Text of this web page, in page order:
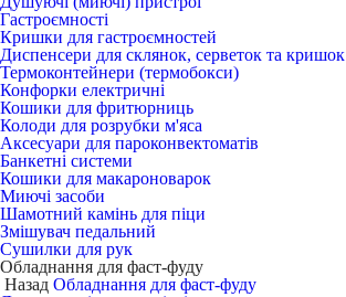
Гастроємності
Кришки для гастроємностей
Диспенсери для склянок, серветок та кришок
Термоконтейнери (термобокси)
Конфорки електричні
Кошики для фритюрниць
Колоди для розрубки м'яса
Аксесуари для пароконвектоматів
Банкетні системи
Кошики для макароноварок
Миючі засоби
Шамотний камінь для піци
Змішувач педальний
Сушилки для рук
Обладнання для фаст-фуду
Назад Обладнання для фаст-фуду